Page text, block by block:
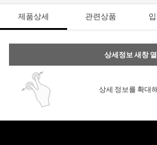
제품상세 관련상품
상세정보 새창
상세 정보를 확대